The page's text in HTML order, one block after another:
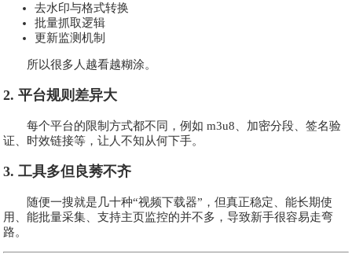
去水印与格式转换
批量抓取逻辑
更新监测机制
所以很多人越看越糊涂。
2. 平台规则差异大
每个平台的限制方式都不同，例如 m3u8、加密分段、签名验
证、时效链接等，让人不知从何下手。
3. 工具多但良莠不齐
随便一搜就是几十种“视频下载器”，但真正稳定、能长期使
用、能批量采集、支持主页监控的并不多，导致新手很容易走弯
路。